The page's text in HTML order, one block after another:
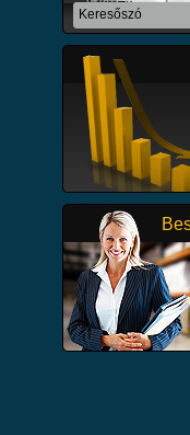
Teljeskörű
tervezés.
az irodaházakon
területen.
Részletek
IPARI TELKET
BEÉPÍTHETŐ
BERUHÁZÁS
Részletek